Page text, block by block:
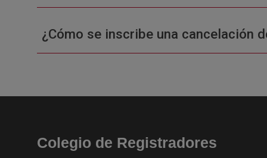
¿Cómo se inscribe una cancelación
Colegio de Registradores